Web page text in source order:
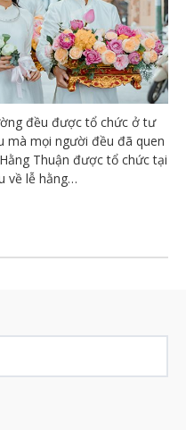
đều được tổ chức ở tư
mà mọi người đều đã quen
Thuận được tổ chức tại
về lễ hằng…